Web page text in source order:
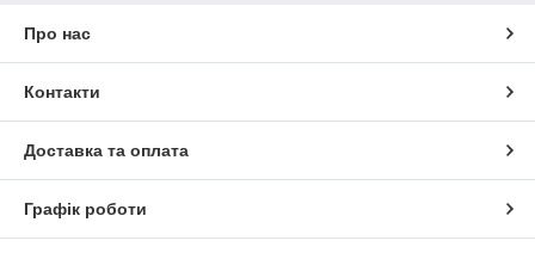
Про нас
Контакти
Доставка та оплата
Графік роботи